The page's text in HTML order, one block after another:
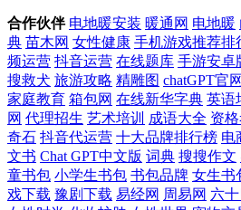
合作伙伴 电地暖安装 暖通网 电地暖
典 苗木网 女性健康 手机游戏推荐排
频运营 抖音运营 在线题库 手游安卓
搜救犬 旅游攻略 精雕图 chatGPT官网
家庭教育 箱包网 在线新华字典 英语
网 代理招生 艺术培训 成语大全 资
奇石 抖音代运营 十大品牌排行榜 电
文书 Chat GPT中文版 词典 搜搜作文
童书包 小学生书包 书包品牌 女生书
戏下载 豫剧下载 易经网 周易网 六